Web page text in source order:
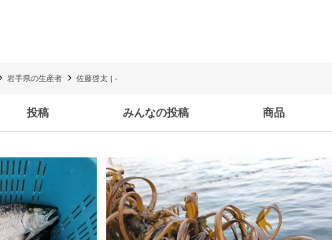
岩手県の生産者 佐藤啓太 | -
投稿 みんなの投稿 商品